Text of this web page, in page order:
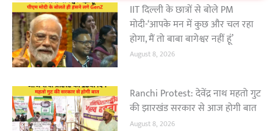
IIT दिल्ली के छात्रों से बोले PM
मोदी-‘आपके मन में कुछ और चल रहा
होगा, मैं तो बाबा बागेश्वर नहीं हूं’
August 8, 2026
Ranchi Protest: देवेंद्र नाथ महतो गुट
की झारखंड सरकार से आज होगी बात
August 8, 2026